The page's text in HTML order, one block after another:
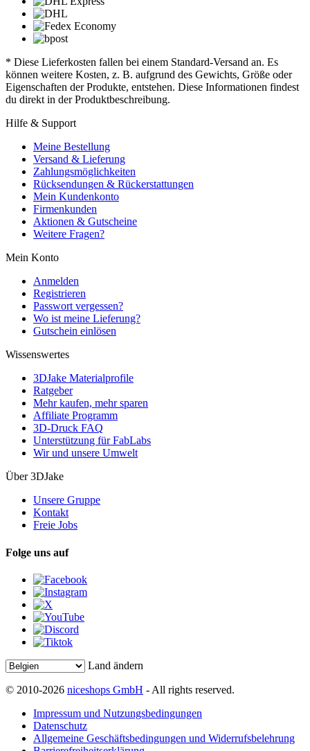
* Diese Lieferkosten fallen bei einem Standard-Versand an. Es
können weitere Kosten, z. B. aufgrund des Gewichts, Größe oder
Eigenschaften der Produkte, entstehen. Diese Informationen findest
du direkt in der Produktbeschreibung.
Hilfe & Support
Meine Bestellung
Versand & Lieferung
Zahlungsmöglichkeiten
Rücksendungen & Rückerstattungen
Mein Kundenkonto
Firmenkunden
Aktionen & Gutscheine
Weitere Fragen?
Mein Konto
Anmelden
Registrieren
Passwort vergessen?
Wo ist meine Lieferung?
Gutschein einlösen
Wissenswertes
3DJake Materialprofile
Ratgeber
Mehr kaufen, mehr sparen
Affiliate Programm
3D-Druck FAQ
Unterstützung für FabLabs
Wir und unsere Umwelt
Über 3DJake
Unsere Gruppe
Kontakt
Freie Jobs
Folge uns auf
Land ändern
© 2010-2026 niceshops GmbH - All rights reserved.
Impressum und Nutzungsbedingungen
Datenschutz
Allgemeine Geschäftsbedingungen und Widerrufsbelehrung